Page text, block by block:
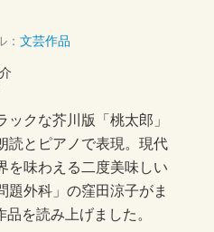
： 文芸作品
ックな芥川版「桃太郎」
読とピアノで表現。現代
を味わえる二度美味しい
題外科」の窪田涼子がま
を読み上げました。